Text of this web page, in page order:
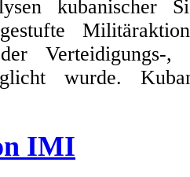
kubanischer
Verteidigungs-,
wurde.
IMI